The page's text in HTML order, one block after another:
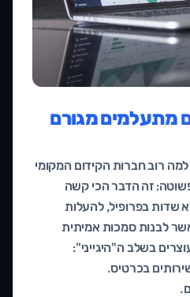
מתעלמים מגורם
רוב חברות הקידום המקומי
זה הדבר הכי קשה
שדות בפרופיל, להעלות
לבנות סמכות אמיתית
בשלב ה"היגייני":
בכרטיס.